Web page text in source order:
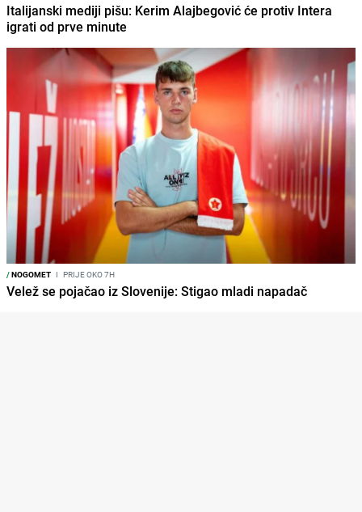
Italijanski mediji pišu: Kerim Alajbegović će protiv Intera
igrati od prve minute
/NOGOMET I PRIJE OKO 7H
Velež se pojačao iz Slovenije: Stigao mladi napadač